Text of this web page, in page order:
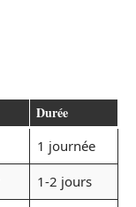
Durée
1 journée
1-2 jours